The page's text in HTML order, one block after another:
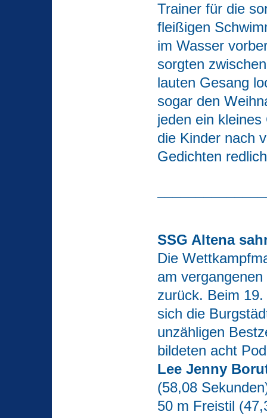
Trainer für die
fleißigen
im Wasser
sorgten
lauten Gesang
sogar den
jeden ein
die Kinder nach
Gedichten
SSG Altena
Die
am
zurück. Beim
sich die
unzähligen
bildeten acht
Lee Jenny
(58,08
50 m Freistil